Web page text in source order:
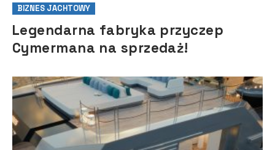
BIZNES JACHTOWY
Legendarna fabryka przyczep
Cymermana na sprzedaż!